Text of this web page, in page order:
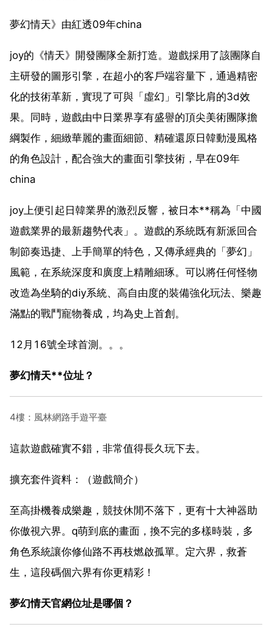
夢幻情天》由紅透09年china
joy的《情天》開發團隊全新打造。遊戲採用了該團隊自
主研發的圖形引擎，在超小的客戶端容量下，通過精密
化的技術革新，實現了可與「虛幻」引擎比肩的3d效
果。同時，遊戲由中日業界享有盛譽的頂尖美術團隊擔
綱製作，細緻華麗的畫面細節、精確還原日韓動漫風格
的角色設計，配合強大的畫面引擎技術，早在09年
china
joy上便引起日韓業界的激烈反響，被日本**稱為「中國
遊戲業界的最新趨勢代表」。遊戲的系統既有新派回合
制節奏迅捷、上手簡單的特色，又傳承經典的「夢幻」
風範，在系統深度和廣度上精雕細琢。可以將任何怪物
改造為坐騎的diy系統、高自由度的裝備強化玩法、樂趣
滿點的戰鬥寵物養成，均為史上首創。
12月16號全球首測。。。
夢幻情天**位址？
4樓：風林網路手遊平臺
這款遊戲確實不錯，非常值得長久玩下去。
擴充套件資料：（遊戲簡介）
至高掛機養成樂趣，競技休閒不落下，更有十大神器助
你傲視六界。q萌到底的畫面，換不完的多樣時裝，多
角色系統讓你修仙路不再枝燃啟孤單。定六界，救蒼
生，這段碼個六界有你更精彩！
夢幻情天官網位址是哪個？